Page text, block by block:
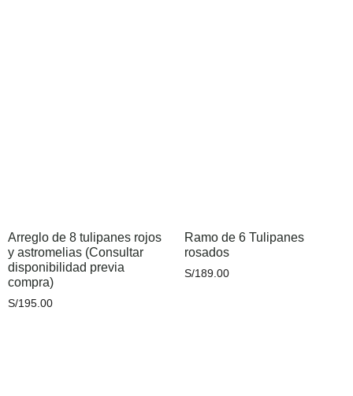
Arreglo de 8 tulipanes rojos
y astromelias (Consultar
disponibilidad previa
compra)
S/195.00
Ramo de 6 Tulipanes
rosados
S/189.00